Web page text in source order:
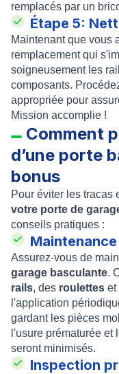
remplacés par un
Étape 5:
Maintenant que vous
remplacement qui
soigneusement les
composants.
appropriée pour
Mission accomplie !
Comment
d’une porte
bonus
Pour éviter les tracas
votre porte de
conseils pratiques :
Assurez-vous de
garage basculante.
rails, des roulettes et
l'application
gardant les pièces
l'usure prématurée
seront minimisés.
Inspection